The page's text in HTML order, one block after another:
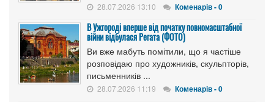
28.07.2026 13:10 Коменарів - 0
В Ужгороді вперше від початку повномасштабної
війни відбулася Регата (ФОТО)
Ви вже мабуть помітили, що я частіше
розповідаю про художників, скульпторів,
письменників ...
28.07.2026 11:19 Коменарів - 0